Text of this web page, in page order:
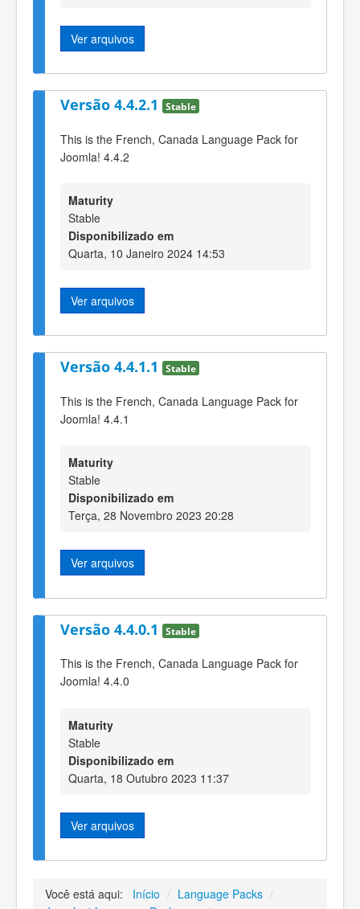
Ver arquivos
Versão 4.4.2.1 Stable
This is the French, Canada Language Pack for
Joomla! 4.4.2
Maturity
Stable
Disponibilizado em
Quarta, 10 Janeiro 2024 14:53
Ver arquivos
Versão 4.4.1.1 Stable
This is the French, Canada Language Pack for
Joomla! 4.4.1
Maturity
Stable
Disponibilizado em
Terça, 28 Novembro 2023 20:28
Ver arquivos
Versão 4.4.0.1 Stable
This is the French, Canada Language Pack for
Joomla! 4.4.0
Maturity
Stable
Disponibilizado em
Quarta, 18 Outubro 2023 11:37
Ver arquivos
Você está aqui: Início / Language Packs /